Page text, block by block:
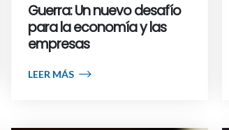
Guerra: Un nuevo desafío
para la economía y las
empresas
LEER MÁS